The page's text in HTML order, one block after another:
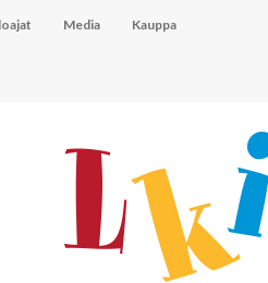
Media Kauppa